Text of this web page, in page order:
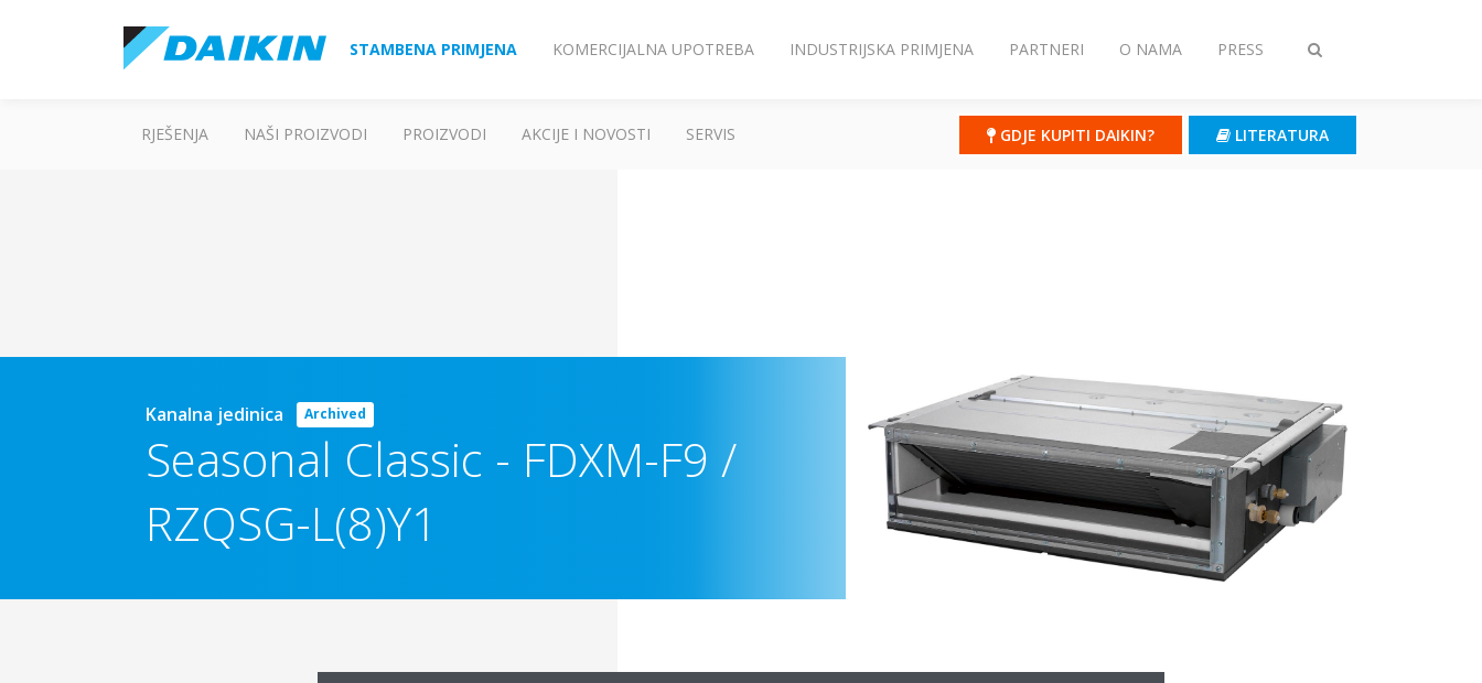
Toggle
STAMBENA PRIMJENA KOMERCIJALNA UPOTREBA INDUSTRIJSKA PRIMJENA PARTNERI O NAMA PRESS
RJEŠENJA NAŠI PROIZVODI PROIZVODI AKCIJE I NOVOSTI SERVIS GDJE KUPITI DAIKIN? LITERATURA
Kanalna jedinica Archived
Seasonal Classic - FDXM-F9 /
RZQSG-L(8)Y1